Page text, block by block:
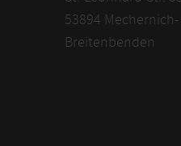
53894 Mechernich-
Breitenbenden